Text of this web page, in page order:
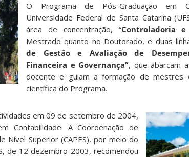
O Programa de Pós-Graduação em
Universidade Federal de Santa Catarina
área de concentração, “Controladoria e
Mestrado quanto no Doutorado, e duas
de Gestão e Avaliação de
Financeira e Governança”, que abarcam
docente e guiam a formação de
científica do Programa.
em 09 de setembro de 2004,
Contabilidade. A Coordenação de
Nível Superior (CAPES), por meio do
de 12 dezembro 2003, recomendou